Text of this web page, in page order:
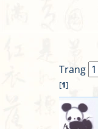
Trang
[1]